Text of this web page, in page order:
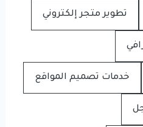
تطوير متجر إلكتروني
خدمات تصميم المواقع